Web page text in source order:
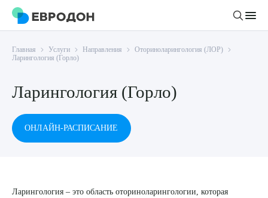
Личный кабинет
О компании
Новости
Статьи
Врачам
Врачи
Лабораторная диагностика
Главная Услуги Направления
Оториноларингология (ЛОР)
Ларингология (Горло)
Ларингология (Горло)
ОНЛАЙН-РАСПИСАНИЕ
Ларингология – это область оториноларингологии, которая